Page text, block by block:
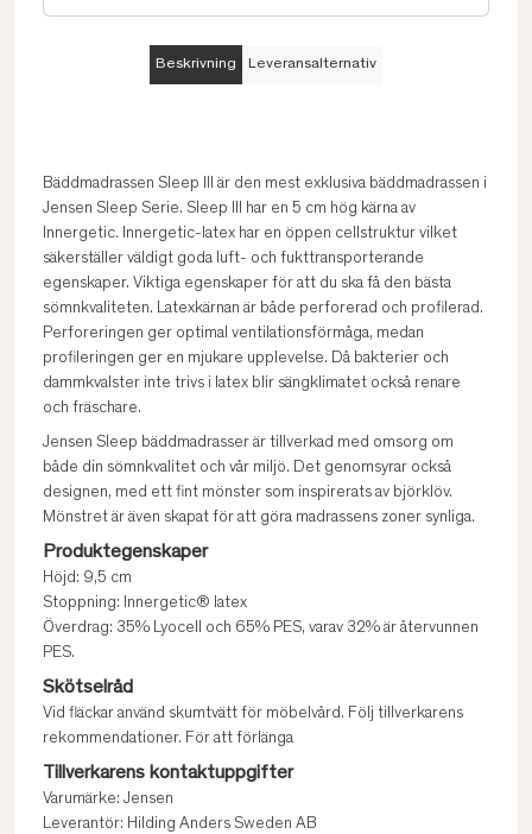
Beskrivning Leveransalternativ
Bäddmadrassen Sleep III är den mest exklusiva bäddmadrassen i
Jensen Sleep Serie. Sleep III har en 5 cm hög kärna av
Innergetic. Innergetic-latex har en öppen cellstruktur vilket
säkerställer väldigt goda luft- och fukttransporterande
egenskaper. Viktiga egenskaper för att du ska få den bästa
sömnkvaliteten. Latexkärnan är både perforerad och profilerad.
Perforeringen ger optimal ventilationsförmåga, medan
profileringen ger en mjukare upplevelse. Då bakterier och
dammkvalster inte trivs i latex blir sängklimatet också renare
och fräschare.
Jensen Sleep bäddmadrasser är tillverkad med omsorg om
både din sömnkvalitet och vår miljö. Det genomsyrar också
designen, med ett fint mönster som inspirerats av björklöv.
Mönstret är även skapat för att göra madrassens zoner synliga.
Produktegenskaper
Höjd: 9,5 cm
Stoppning: Innergetic® latex
Överdrag: 35% Lyocell och 65% PES, varav 32% är återvunnen
PES.
Skötselråd
Vid fläckar använd skumtvätt för möbelvård. Följ tillverkarens
rekommendationer. För att förlänga
Tillverkarens kontaktuppgifter
Varumärke: Jensen
Leverantör: Hilding Anders Sweden AB